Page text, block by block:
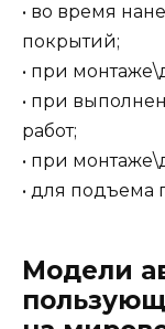
• во время
покрытий;
• при
• при
работ;
• при
• для подъема
Модели